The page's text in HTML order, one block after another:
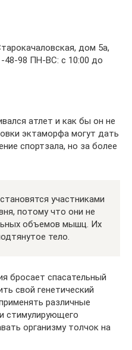
дом 5а,
48-98 ПН-ВС: с 10:00 до
атлет и как бы он не
эктаморфа могут дать
спортзала, но за более
участниками
потому что они не
объемов мышц. Их
тело.
бросает спасательный
свой генетический
различные
стимулирующего
организму толчок на